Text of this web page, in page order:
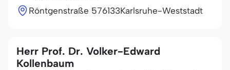
Röntgenstraße 576133Karlsruhe-Weststadt
Herr Prof. Dr. Volker-Edward
Kollenbaum